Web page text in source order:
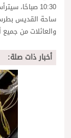
10:30 صباحًا،
ساحة القديس
والعائلات من جميع
أخبار ذات صلة: